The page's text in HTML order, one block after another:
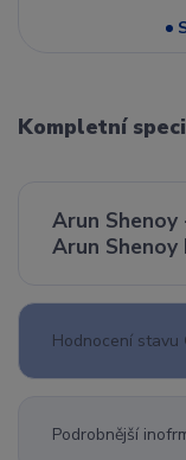
Kompletní
Arun
Arun Shenoy
Hodnocení stavu
Podrobnější